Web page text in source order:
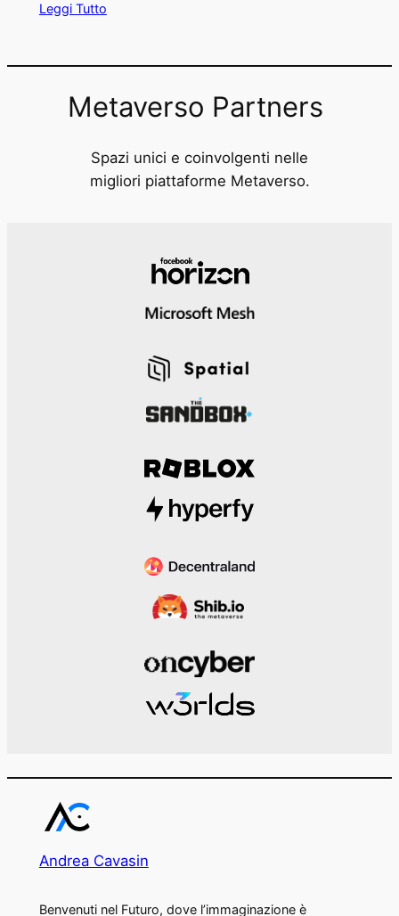
Leggi Tutto
Metaverso Partners
Spazi unici e coinvolgenti nelle
migliori piattaforme Metaverso.
Andrea Cavasin
Benvenuti nel Futuro, dove l’immaginazione è